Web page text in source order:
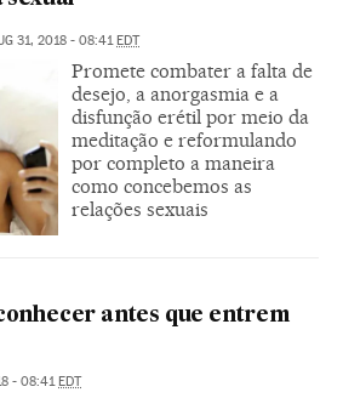
31, 2018 - 08:41EDT
Promete combater a falta de
desejo, a anorgasmia e a
disfunção erétil por meio da
meditação e reformulando
por completo a maneira
como concebemos as
relações sexuais
antes que entrem
- 08:41EDT